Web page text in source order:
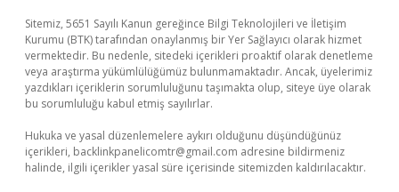
Sitemiz, 5651 Sayılı Kanun gereğince Bilgi Teknolojileri ve İletişim
Kurumu (BTK) tarafından onaylanmış bir Yer Sağlayıcı olarak hizmet
vermektedir. Bu nedenle, sitedeki içerikleri proaktif olarak denetleme
veya araştırma yükümlülüğümüz bulunmamaktadır. Ancak, üyelerimiz
yazdıkları içeriklerin sorumluluğunu taşımakta olup, siteye üye olarak
bu sorumluluğu kabul etmiş sayılırlar.
Hukuka ve yasal düzenlemelere aykırı olduğunu düşündüğünüz
içerikleri, backlinkpanelicomtr@gmail.com adresine bildirmeniz
halinde, ilgili içerikler yasal süre içerisinde sitemizden kaldırılacaktır.